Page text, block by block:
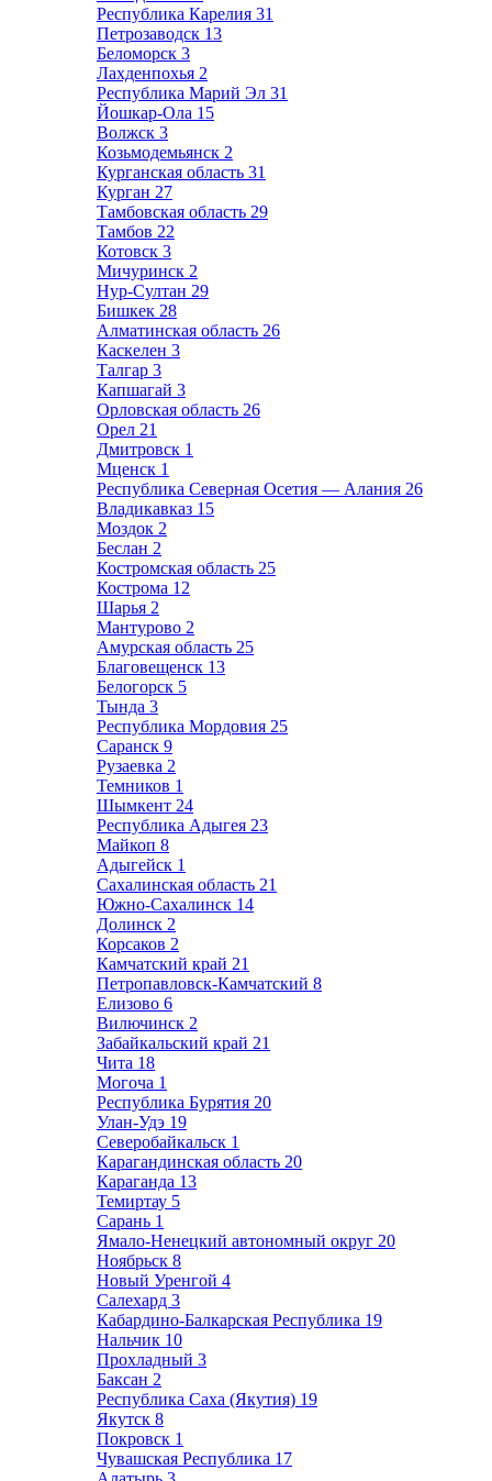
Республика Карелия 31
Петрозаводск 13
Беломорск 3
Лахденпохья 2
Республика Марий Эл 31
Йошкар-Ола 15
Волжск 3
Козьмодемьянск 2
Курганская область 31
Курган 27
Тамбовская область 29
Тамбов 22
Котовск 3
Мичуринск 2
Нур-Султан 29
Бишкек 28
Алматинская область 26
Каскелен 3
Талгар 3
Капшагай 3
Орловская область 26
Орел 21
Дмитровск 1
Мценск 1
Республика Северная Осетия — Алания 26
Владикавказ 15
Моздок 2
Беслан 2
Костромская область 25
Кострома 12
Шарья 2
Мантурово 2
Амурская область 25
Благовещенск 13
Белогорск 5
Тында 3
Республика Мордовия 25
Саранск 9
Рузаевка 2
Темников 1
Шымкент 24
Республика Адыгея 23
Майкоп 8
Адыгейск 1
Сахалинская область 21
Южно-Сахалинск 14
Долинск 2
Корсаков 2
Камчатский край 21
Петропавловск-Камчатский 8
Елизово 6
Вилючинск 2
Забайкальский край 21
Чита 18
Могоча 1
Республика Бурятия 20
Улан-Удэ 19
Северобайкальск 1
Карагандинская область 20
Караганда 13
Темиртау 5
Сарань 1
Ямало-Ненецкий автономный округ 20
Ноябрьск 8
Новый Уренгой 4
Салехард 3
Кабардино-Балкарская Республика 19
Нальчик 10
Прохладный 3
Баксан 2
Республика Саха (Якутия) 19
Якутск 8
Покровск 1
Чувашская Республика 17